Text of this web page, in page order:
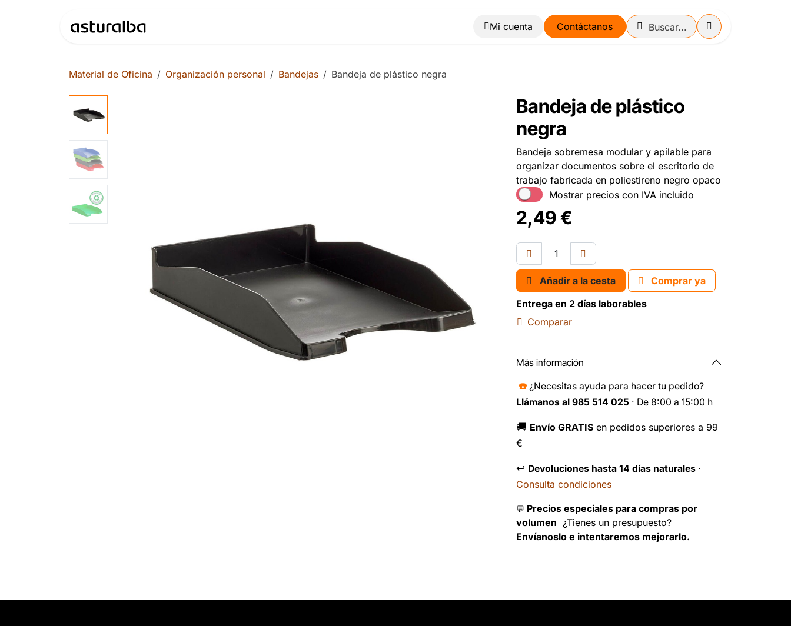
Blog Contáctanos
Material de Oficina Organización personal Bandejas Bandeja de plástico negra
Bandeja de plástico
negra
Bandeja sobremesa modular y apilable para
organizar documentos sobre el escritorio de
trabajo fabricada en poliestireno negro opaco
Mostrar precios con IVA incluido
2,49€
Añadir a la cesta
Comprar ya
Entrega en 2 días laborables
Comparar
Más información
☎️ ¿Necesitas ayuda para hacer tu pedido?
Llámanos al 985 514 025 · De 8:00 a 15:00 h
🚚 Envío GRATIS en pedidos superiores a 99
€
↩️ Devoluciones hasta 14 días naturales ·
Consulta condiciones
💬 Precios especiales para compras por
volumen ¿Tienes un presupuesto?
Envíanoslo e intentaremos mejorarlo.